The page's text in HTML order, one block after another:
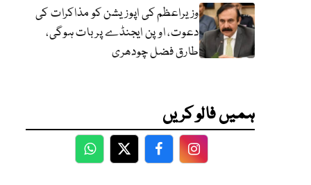
وزیراعظم کی اپوزیشن کو مذاکرات کی
دعوت، اوپن ایجنڈے پر بات ہوگی،
طارق فضل چودھری
ہمیں فالو کریں
WhatsApp
TwitterFacebookFacebook